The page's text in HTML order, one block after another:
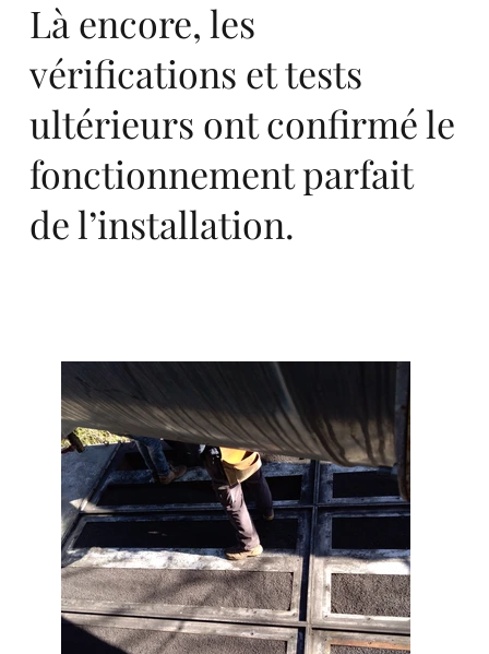
Là encore, les
vérifications et tests
ultérieurs ont confirmé le
fonctionnement parfait
de l’installation.
rts
an
d